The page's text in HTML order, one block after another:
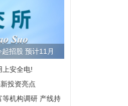
招股 预计11月
安全电!
投资亮点
机构调研 产线持